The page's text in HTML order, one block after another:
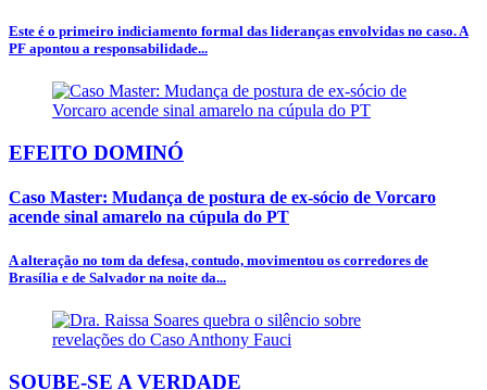
Este é o primeiro indiciamento formal das lideranças envolvidas no caso. A
PF apontou a responsabilidade...
EFEITO DOMINÓ
Caso Master: Mudança de postura de ex-sócio de Vorcaro
acende sinal amarelo na cúpula do PT
A alteração no tom da defesa, contudo, movimentou os corredores de
Brasília e de Salvador na noite da...
SOUBE-SE A VERDADE